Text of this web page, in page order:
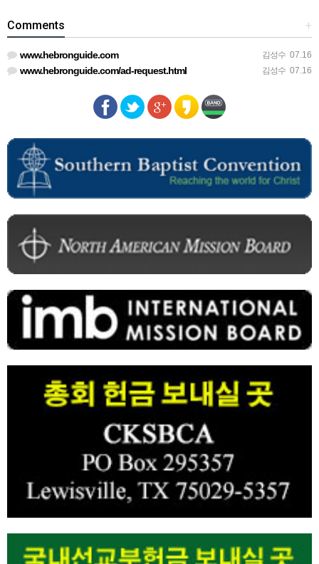
+
Comments
김성수 07.16
www.hebronguide.com
김성수 07.16
www.hebronguide.com/ad-request.html